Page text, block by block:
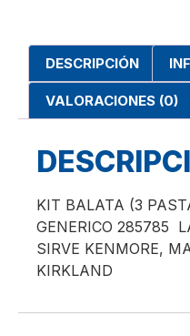
DESCRIPCIÓN
VALORACIONES (0)
KIT BALATA (3
GENERICO 285785
SIRVE KENMORE,
KIRKLAND